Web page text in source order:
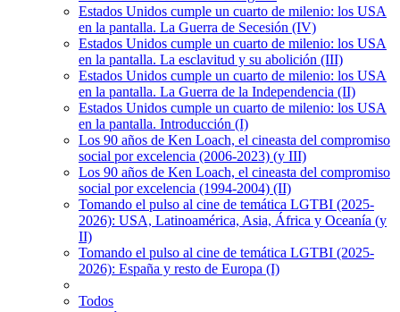
Estados Unidos cumple un cuarto de milenio: los USA
en la pantalla. La Guerra de Secesión (IV)
Estados Unidos cumple un cuarto de milenio: los USA
en la pantalla. La esclavitud y su abolición (III)
Estados Unidos cumple un cuarto de milenio: los USA
en la pantalla. La Guerra de la Independencia (II)
Estados Unidos cumple un cuarto de milenio: los USA
en la pantalla. Introducción (I)
Los 90 años de Ken Loach, el cineasta del compromiso
social por excelencia (2006-2023) (y III)
Los 90 años de Ken Loach, el cineasta del compromiso
social por excelencia (1994-2004) (II)
Tomando el pulso al cine de temática LGTBI (2025-
2026): USA, Latinoamérica, Asia, África y Oceanía (y
II)
Tomando el pulso al cine de temática LGTBI (2025-
2026): España y resto de Europa (I)
Todos